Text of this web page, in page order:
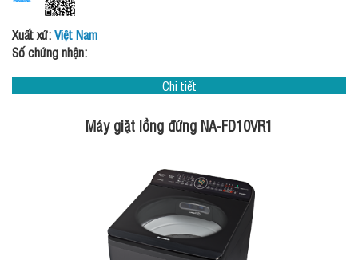
Xuất xứ:Việt Nam
Số chứng nhận:
Chi tiết
Máy giặt lồng đứng NA-FD10VR1